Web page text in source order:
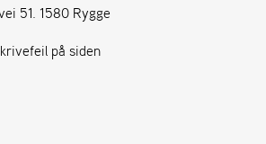
51. 1580 Rygge
på siden